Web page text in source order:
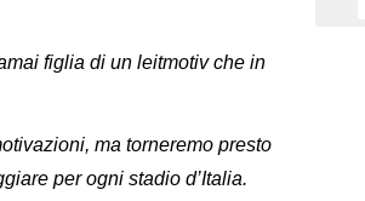
figlia di un leitmotiv che in
ma torneremo presto
per ogni stadio d’Italia.